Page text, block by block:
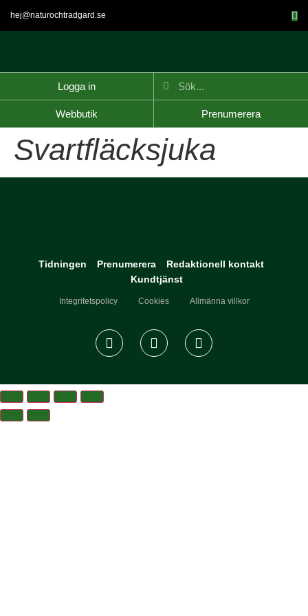
hej@naturochtradgard.se
Logga in
Webbutik Prenumerera
Svartfläcksjuka
Tidningen Prenumerera
Redaktionell kontakt
Kundtjänst
Integritetspolicy Cookies Allmänna villkor